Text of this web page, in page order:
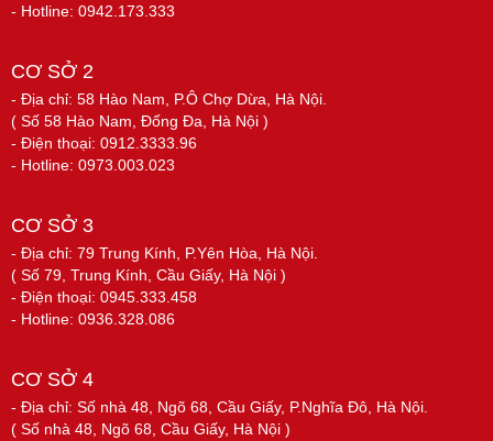
- Hotline: 0942.173.333
CƠ SỞ 2
- Địa chỉ: 58 Hào Nam, P.Ô Chợ Dừa, Hà Nội.
( Số 58 Hào Nam, Đống Đa, Hà Nội )
- Điện thoại: 0912.3333.96
- Hotline: 0973.003.023
CƠ SỞ 3
- Địa chỉ: 79 Trung Kính, P.Yên Hòa, Hà Nội.
( Số 79, Trung Kính, Cầu Giấy, Hà Nội )
- Điện thoại: 0945.333.458
- Hotline: 0936.328.086
CƠ SỞ 4
- Địa chỉ: Số nhà 48, Ngõ 68, Cầu Giấy, P.Nghĩa Đô, Hà Nội.
( Số nhà 48, Ngõ 68, Cầu Giấy, Hà Nội )